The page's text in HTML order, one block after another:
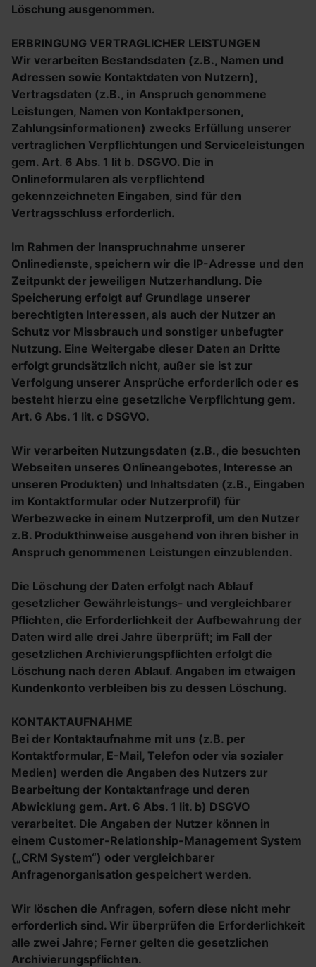
Löschung ausgenommen.
ERBRINGUNG VERTRAGLICHER LEISTUNGEN
Wir verarbeiten Bestandsdaten (z.B., Namen und
Adressen sowie Kontaktdaten von Nutzern),
Vertragsdaten (z.B., in Anspruch genommene
Leistungen, Namen von Kontaktpersonen,
Zahlungsinformationen) zwecks Erfüllung unserer
vertraglichen Verpflichtungen und Serviceleistungen
gem. Art. 6 Abs. 1 lit b. DSGVO. Die in
Onlineformularen als verpflichtend
gekennzeichneten Eingaben, sind für den
Vertragsschluss erforderlich.
Im Rahmen der Inanspruchnahme unserer
Onlinedienste, speichern wir die IP-Adresse und den
Zeitpunkt der jeweiligen Nutzerhandlung. Die
Speicherung erfolgt auf Grundlage unserer
berechtigten Interessen, als auch der Nutzer an
Schutz vor Missbrauch und sonstiger unbefugter
Nutzung. Eine Weitergabe dieser Daten an Dritte
erfolgt grundsätzlich nicht, außer sie ist zur
Verfolgung unserer Ansprüche erforderlich oder es
besteht hierzu eine gesetzliche Verpflichtung gem.
Art. 6 Abs. 1 lit. c DSGVO.
Wir verarbeiten Nutzungsdaten (z.B., die besuchten
Webseiten unseres Onlineangebotes, Interesse an
unseren Produkten) und Inhaltsdaten (z.B., Eingaben
im Kontaktformular oder Nutzerprofil) für
Werbezwecke in einem Nutzerprofil, um den Nutzer
z.B. Produkthinweise ausgehend von ihren bisher in
Anspruch genommenen Leistungen einzublenden.
Die Löschung der Daten erfolgt nach Ablauf
gesetzlicher Gewährleistungs- und vergleichbarer
Pflichten, die Erforderlichkeit der Aufbewahrung der
Daten wird alle drei Jahre überprüft; im Fall der
gesetzlichen Archivierungspflichten erfolgt die
Löschung nach deren Ablauf. Angaben im etwaigen
Kundenkonto verbleiben bis zu dessen Löschung.
KONTAKTAUFNAHME
Bei der Kontaktaufnahme mit uns (z.B. per
Kontaktformular, E-Mail, Telefon oder via sozialer
Medien) werden die Angaben des Nutzers zur
Bearbeitung der Kontaktanfrage und deren
Abwicklung gem. Art. 6 Abs. 1 lit. b) DSGVO
verarbeitet. Die Angaben der Nutzer können in
einem Customer-Relationship-Management System
(„CRM System“) oder vergleichbarer
Anfragenorganisation gespeichert werden.
Wir löschen die Anfragen, sofern diese nicht mehr
erforderlich sind. Wir überprüfen die Erforderlichkeit
alle zwei Jahre; Ferner gelten die gesetzlichen
Archivierungspflichten.